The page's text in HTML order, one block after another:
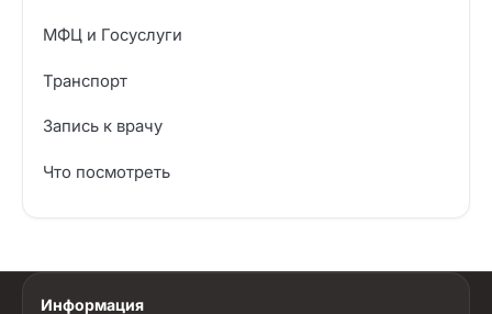
МФЦ и Госуслуги
Транспорт
Запись к врачу
Что посмотреть
Информация